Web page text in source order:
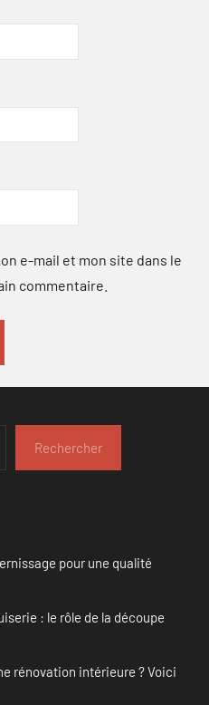
e-mail et mon site dans le
commentaire.
Rechercher
pour une qualité
: le rôle de la découpe
rénovation intérieure ? Voici